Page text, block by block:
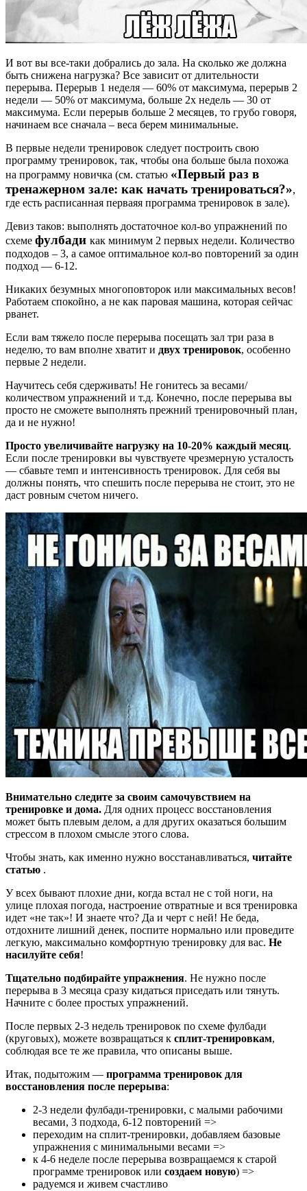
И вот вы все-таки добрались до зала. На сколько же должна
быть снижена нагрузка? Все зависит от длительности
перерыва. Перерыв 1 неделя — 60% от максимума, перерыв 2
недели — 50% от максимума, больше 2х недель — 30 от
максимума. Если перерыв больше 2 месяцев, то грубо говоря,
начинаем все сначала – веса берем минимальные.
В первые недели тренировок следует построить свою
программу тренировок, так, чтобы она больше была похожа
на программу новичка (см. статью «Первый раз в
тренажерном зале: как начать тренироваться?»,
где есть расписанная перваяя программа тренировок в зале).
Девиз таков: выполнять достаточное кол-во упражнений по
схеме фулбади как минимум 2 первых недели. Количество
подходов – 3, а самое оптимальное кол-во повторений за один
подход — 6-12.
Никаких безумных многоповторок или максимальных весов!
Работаем спокойно, а не как паровая машина, которая сейчас
рванет.
Если вам тяжело после перерыва посещать зал три раза в
неделю, то вам вполне хватит и двух тренировок, особенно
первые 2 недели.
Научитесь себя сдерживать! Не гонитесь за весами/
количеством упражнений и т.д. Конечно, после перерыва вы
просто не сможете выполнять прежний тренировочный план,
да и не нужно!
Просто увеличивайте нагрузку на 10-20% каждый месяц.
Если после тренировки вы чувствуете чрезмерную усталость
— сбавьте темп и интенсивность тренировок. Для себя вы
должны понять, что спешить после перерыва не стоит, это не
даст ровным счетом ничего.
Внимательно следите за своим самочувствием на
тренировке и дома. Для одних процесс восстановления
может быть плевым делом, а для других оказаться большим
стрессом в плохом смысле этого слова.
Чтобы знать, как именно нужно восстанавливаться, читайте
статью .
У всех бывают плохие дни, когда встал не с той ноги, на
улице плохая погода, настроение отвратные и вся тренировка
идет «не так»! И знаете что? Да и черт с ней! Не беда,
отдохните лишний денек, поспите нормально или проведите
легкую, максимально комфортную тренировку для вас. Не
насилуйте себя!
Тщательно подбирайте упражнения. Не нужно после
перерыва в 3 месяца сразу кидаться приседать или тянуть.
Начните с более простых упражнений.
После первых 2-3 недель тренировок по схеме фулбади
(круговых), можете возвращаться к сплит-тренировкам,
соблюдая все те же правила, что описаны выше.
Итак, подытожим — программа тренировок для
восстановления после перерыва:
2-3 недели фулбади-тренировки, с малыми рабочими
весами, 3 подхода, 6-12 повторений =>
переходим на сплит-тренировки, добавляем базовые
упражнения с минимальными весами =>
к 4-6 неделе после перерыва возвращаемся к старой
программе тренировок или создаем новую) =>
радуемся и живем счастливо